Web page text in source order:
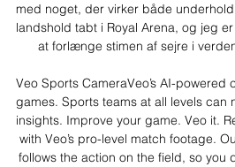
med noget, der virker både
landshold tabt i Royal Arena, og jeg
at forlænge stimen af sejre i
Veo Sports CameraVeo’s AI-
games. Sports teams at all levels can
insights. Improve your game. Veo it.
with Veo’s pro-level match footage.
follows the action on the field, so you